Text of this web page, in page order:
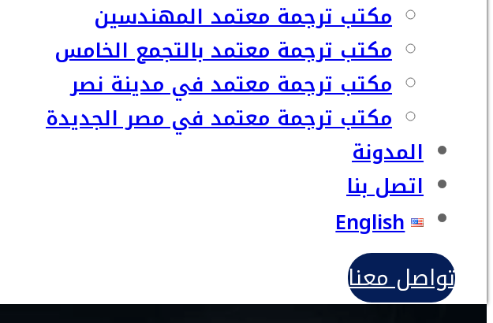
مكتب ترجمة معتمد المهندسين
مكتب ترجمة معتمد بالتجمع الخامس
مكتب ترجمة معتمد في مدينة نصر
مكتب ترجمة معتمد في مصر الجديدة
المدونة
اتصل بنا
English
تواصل معنا